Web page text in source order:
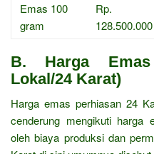
Emas 100
gram
Rp.
128.500.000
B. Harga
Lokal/24 Karat)
Harga emas perhiasan 24
cenderung mengikuti harga
oleh biaya produksi dan